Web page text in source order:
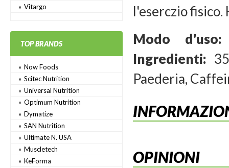
Vitargo
TOP BRANDS
Now Foods
Scitec Nutrition
Universal Nutrition
Optimum Nutrition
Dymatize
SAN Nutrition
Ultimate N. USA
Muscletech
KeForma
l'eserczio
Modo
Ingredienti:
Paederia,
OPINIONI